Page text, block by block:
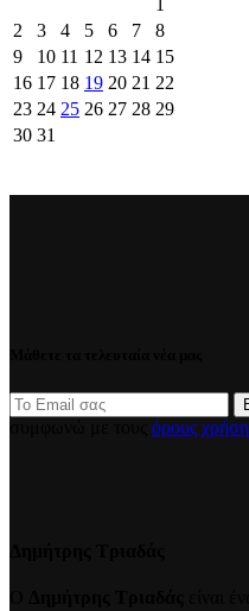
2
3 4 5 6 7
8
9
10 11 12 13 14 15
16 17 18 19 20 21 22
23 24 25 26 27 28 29
30 31
όρους